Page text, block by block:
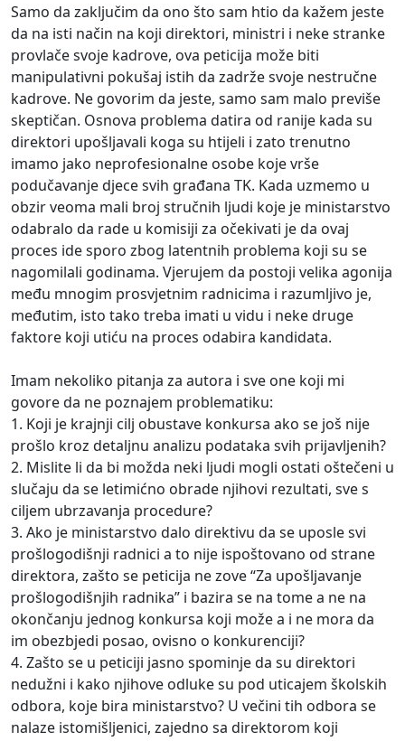
Samo da zaključim da ono što sam htio da kažem jeste
da na isti način na koji direktori, ministri i neke stranke
provlače svoje kadrove, ova peticija može biti
manipulativni pokušaj istih da zadrže svoje nestručne
kadrove. Ne govorim da jeste, samo sam malo previše
skeptičan. Osnova problema datira od ranije kada su
direktori upošljavali koga su htijeli i zato trenutno
imamo jako neprofesionalne osobe koje vrše
podučavanje djece svih građana TK. Kada uzmemo u
obzir veoma mali broj stručnih ljudi koje je ministarstvo
odabralo da rade u komisiji za očekivati je da ovaj
proces ide sporo zbog latentnih problema koji su se
nagomilali godinama. Vjerujem da postoji velika agonija
među mnogim prosvjetnim radnicima i razumljivo je,
međutim, isto tako treba imati u vidu i neke druge
faktore koji utiću na proces odabira kandidata.
Imam nekoliko pitanja za autora i sve one koji mi
govore da ne poznajem problematiku:
1. Koji je krajnji cilj obustave konkursa ako se još nije
prošlo kroz detaljnu analizu podataka svih prijavljenih?
2. Mislite li da bi možda neki ljudi mogli ostati oštečeni u
slučaju da se letimićno obrade njihovi rezultati, sve s
ciljem ubrzavanja procedure?
3. Ako je ministarstvo dalo direktivu da se uposle svi
prošlogodišnji radnici a to nije ispoštovano od strane
direktora, zašto se peticija ne zove “Za upošljavanje
prošlogodišnjih radnika” i bazira se na tome a ne na
okončanju jednog konkursa koji može a i ne mora da
im obezbjedi posao, ovisno o konkurenciji?
4. Zašto se u peticiji jasno spominje da su direktori
nedužni i kako njihove odluke su pod uticajem školskih
odbora, koje bira ministarstvo? U večini tih odbora se
nalaze istomišljenici, zajedno sa direktorom koji